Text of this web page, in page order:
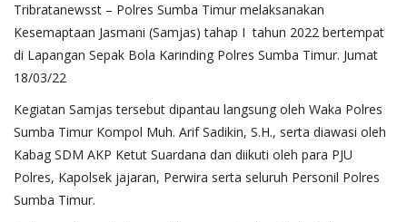
Tribratanewsst – Polres Sumba Timur melaksanakan
Kesemaptaan Jasmani (Samjas) tahap I tahun 2022 bertempat
di Lapangan Sepak Bola Karinding Polres Sumba Timur. Jumat
18/03/22
Kegiatan Samjas tersebut dipantau langsung oleh Waka Polres
Sumba Timur Kompol Muh. Arif Sadikin, S.H., serta diawasi oleh
Kabag SDM AKP Ketut Suardana dan diikuti oleh para PJU
Polres, Kapolsek jajaran, Perwira serta seluruh Personil Polres
Sumba Timur.